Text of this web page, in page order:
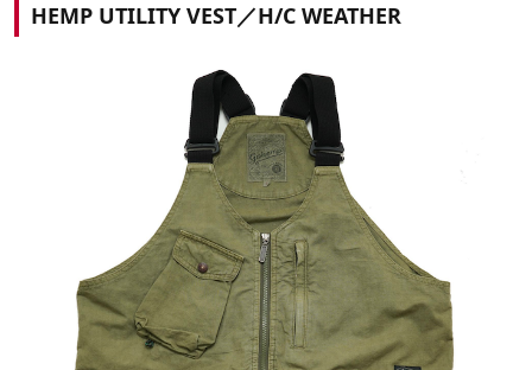
HEMP UTILITY VEST／H/C WEATHER